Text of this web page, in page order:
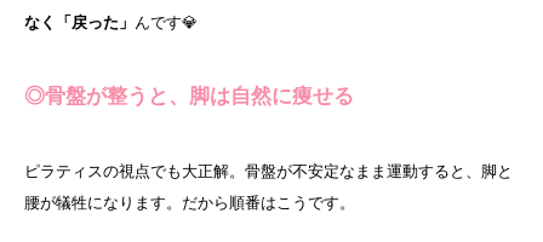
なく「戻った」 んです💎
◎骨盤が整うと、脚は自然に痩せる
ピラティスの視点でも大正解。骨盤が不安定なまま運動すると、脚と
腰が犠牲になります。だから順番はこうです。